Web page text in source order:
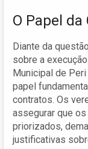
O Papel
Diante da
sobre a
Municipal de
papel
contratos. Os
assegurar que
priorizados,
justificativas